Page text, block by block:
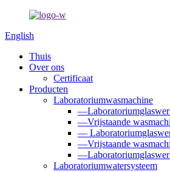
English
Thuis
Over ons
Certificaat
Producten
Laboratoriumwasmachine
—Vrijstaande
—
—Vrijstaande
Laboratoriumwatersysteem